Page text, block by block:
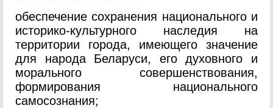
обеспечение сохранения национального и
историко-культурного наследия на
территории города, имеющего значение
для народа Беларуси, его духовного и
морального совершенствования,
формирования национального
самосознания;